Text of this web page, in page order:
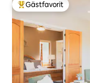
Populär gästfavorit
Gästfavorit